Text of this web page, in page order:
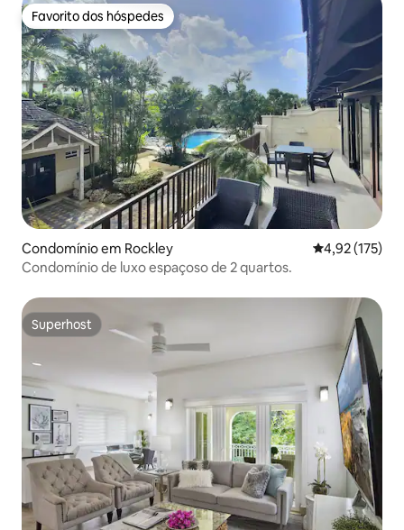
Favorito dos hóspedes
Favorito dos hóspedes
Condomínio em Rockley Classificação
4,92 (175)
Condomínio de luxo espaçoso de 2 quartos.
Superhost
Superhost